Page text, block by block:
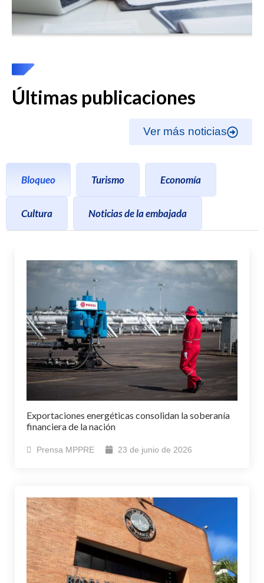
Últimas publicaciones
Ver más noticias
Bloqueo Turismo Economía
Cultura Noticias de la embajada
Exportaciones energéticas consolidan la soberanía
financiera de la nación
Prensa MPPRE 23 de junio de 2026